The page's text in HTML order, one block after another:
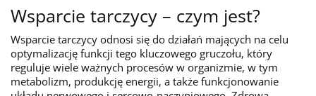
Wsparcie tarczycy – czym jest?
Wsparcie tarczycy odnosi się do działań mających na celu
optymalizację funkcji tego kluczowego gruczołu, który
reguluje wiele ważnych procesów w organizmie, w tym
metabolizm, produkcję energii, a także funkcjonowanie